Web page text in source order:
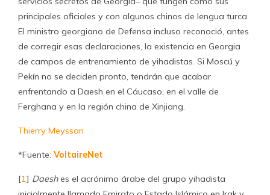
principales oficiales y con algunos chinos de lengua turca.
El ministro georgiano de Defensa incluso reconoció, antes
de corregir esas declaraciones, la existencia en Georgia
de campos de entrenamiento de yihadistas. Si Moscú y
Pekín no se deciden pronto, tendrán que acabar
enfrentando a Daesh en el Cáucaso, en el valle de
Ferghana y en la región china de Xinjiang.
Thierry Meyssan
*Fuente: VoltaireNet
[1] Daeshes el acrónimo árabe del grupo yihadista